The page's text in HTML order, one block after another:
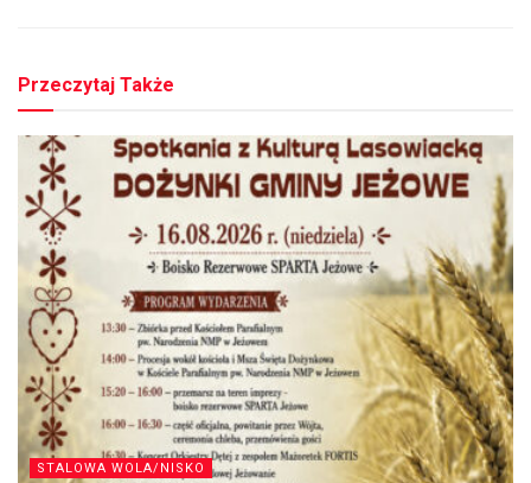
Przeczytaj Także
STALOWA WOLA/NISKO